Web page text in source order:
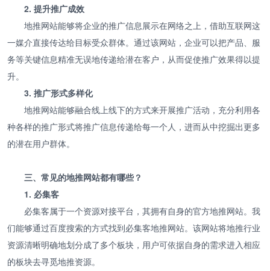
2. 提升推广成效
地推网站能够将企业的推广信息展示在网络之上，借助互联网这
一媒介直接传达给目标受众群体。通过该网站，企业可以把产品、服
务等关键信息精准无误地传递给潜在客户，从而促使推广效果得以提
升。
3. 推广形式多样化
地推网站能够融合线上线下的方式来开展推广活动，充分利用各
种各样的推广形式将推广信息传递给每一个人，进而从中挖掘出更多
的潜在用户群体。
三、常见的地推网站都有哪些？
1. 必集客
必集客属于一个资源对接平台，其拥有自身的官方地推网站。我
们能够通过百度搜索的方式找到必集客地推网站。该网站将地推行业
资源清晰明确地划分成了多个板块，用户可依据自身的需求进入相应
的板块去寻觅地推资源。